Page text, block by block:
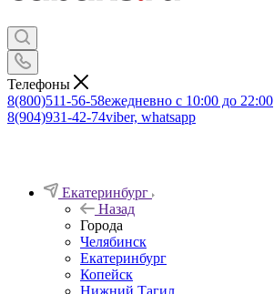
Телефоны
8(800)511-56-58ежедневно с 10:00 до 22:00
8(904)931-42-74viber, whatsapp
Екатеринбург
Назад
Города
Челябинск
Екатеринбург
Копейск
Нижний Тагил